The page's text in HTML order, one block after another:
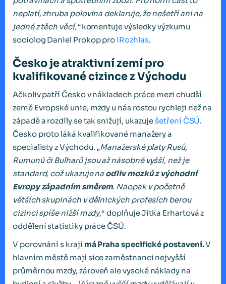
neplatí, zhruba polovina deklaruje, že nešetří ani na
jedné z těch věcí,“komentuje výsledky výzkumu
sociolog Daniel Prokop proiRozhlas.
Česko je atraktivní zemí pro
kvalifikované cizince z Východu
Ačkoliv patří Česko v nákladech práce mezi chudší
země Evropské unie, mzdy u nás rostou rychleji než na
západě a rozdíly se tak snižují, ukazuješetření ČSÚ.
Česko proto láká kvalifikované manažery a
specialisty z Východu. „Manažerské platy Rusů,
Rumunů či Bulharů jsou až násobně vyšší, než je
standard, což ukazuje na odliv mozků z východní
Evropy západním směrem. Naopak v početně
větších skupinách v dělnických profesích berou
cizinci spíše nižší mzdy,“ doplňuje Jitka Erhartová z
oddělení statistiky práce ČSÚ.
V porovnání s kraji má Praha specifické postavení.V
hlavním městě mají sice zaměstnanci nejvyšší
průměrnou mzdy, zároveň ale vysoké náklady na